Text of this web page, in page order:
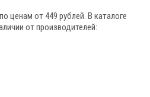
ценам от 449 рублей. В каталоге
от производителей: